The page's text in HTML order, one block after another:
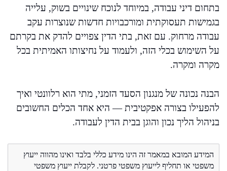
בתחום דיני עבודה, במיוחד לנוכח שינויים בשוק, עלייה
בגמישות תעסוקתית ומורכבויות חדשות שנוצרות עקב
עבודה מרחוק. עם זאת, בתי הדין צפויים להדק את בקרתם
על השימוש בכלי הזה, ולעמוד על נחיצותו האמיתית בכל
מקרה ומקרה.
הבנה נכונה של מנגנון הסעד הזמני, מתי הוא רלוונטי ואיך
להפעילו בצורה אפקטיבית — היא אחד הכלים החשובים
בניהול הליך נכון והוגן בבית הדין לעבודה.
המידע המובא במאמר זה הינו מידע כללי בלבד ואינו מהווה ייעוץ
משפטי או תחליף לייעוץ משפטי פרטני. לקבלת ייעוץ משפטי